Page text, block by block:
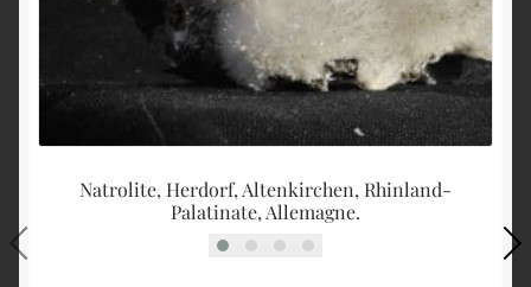
Natrolite, Herdorf, Altenkirchen, Rhinland-
Palatinate, Allemagne.